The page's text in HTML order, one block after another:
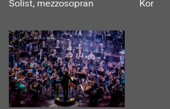
Solist, mezzosopran Kor